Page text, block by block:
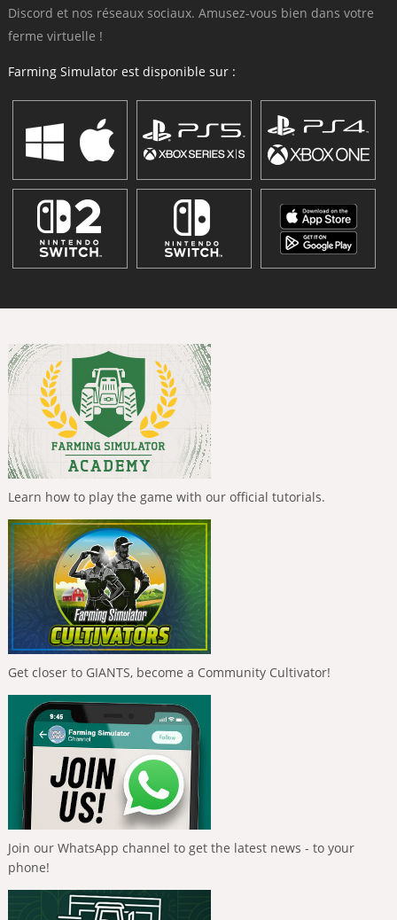
Discord et nos réseaux sociaux. Amusez-vous bien dans votre
ferme virtuelle !
Farming Simulator est disponible sur :
Learn how to play the game with our official tutorials.
Get closer to GIANTS, become a Community Cultivator!
Join our WhatsApp channel to get the latest news - to your
phone!